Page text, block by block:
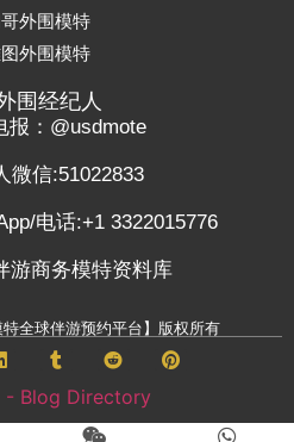
外围模特
外围模特
围经纪人
报：@usdmote
微信:51022833
电话:+1 3322015776
游商务模特资料库
全球伴游预约平台】版权所有
- Blog Directory